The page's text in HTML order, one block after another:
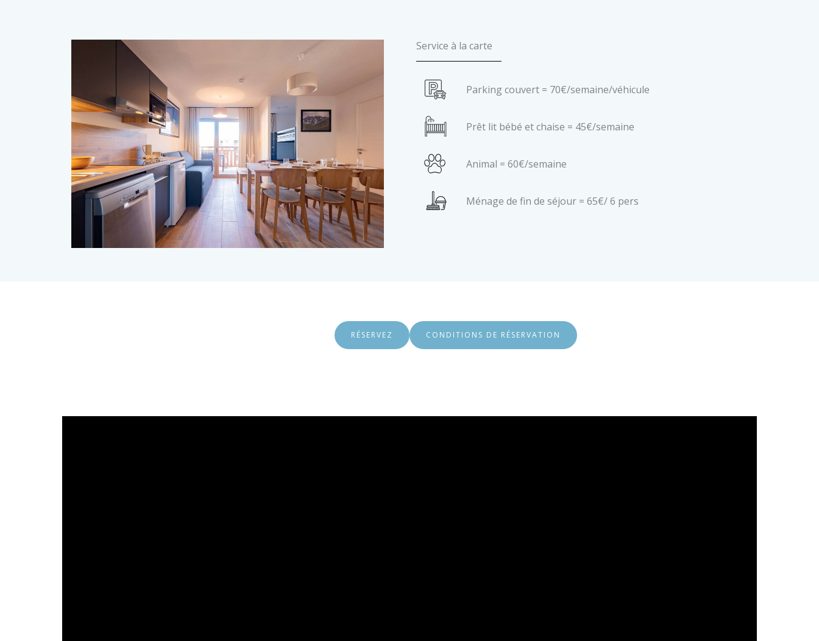
Service à la carte
Parking couvert = 70€/semaine/véhicule
Prêt lit bébé et chaise = 45€/semaine
Animal = 60€/semaine
Ménage de fin de séjour = 65€/ 6 pers
RÉSERVEZ CONDITIONS DE RÉSERVATION